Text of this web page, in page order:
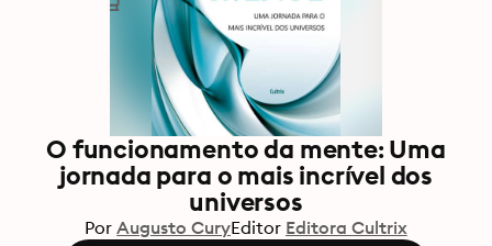
O funcionamento da mente: Uma
jornada para o mais incrível dos
universos
Por Augusto CuryEditor Editora Cultrix